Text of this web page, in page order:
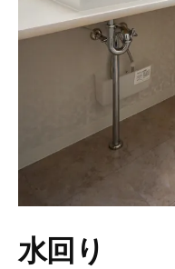
水回り